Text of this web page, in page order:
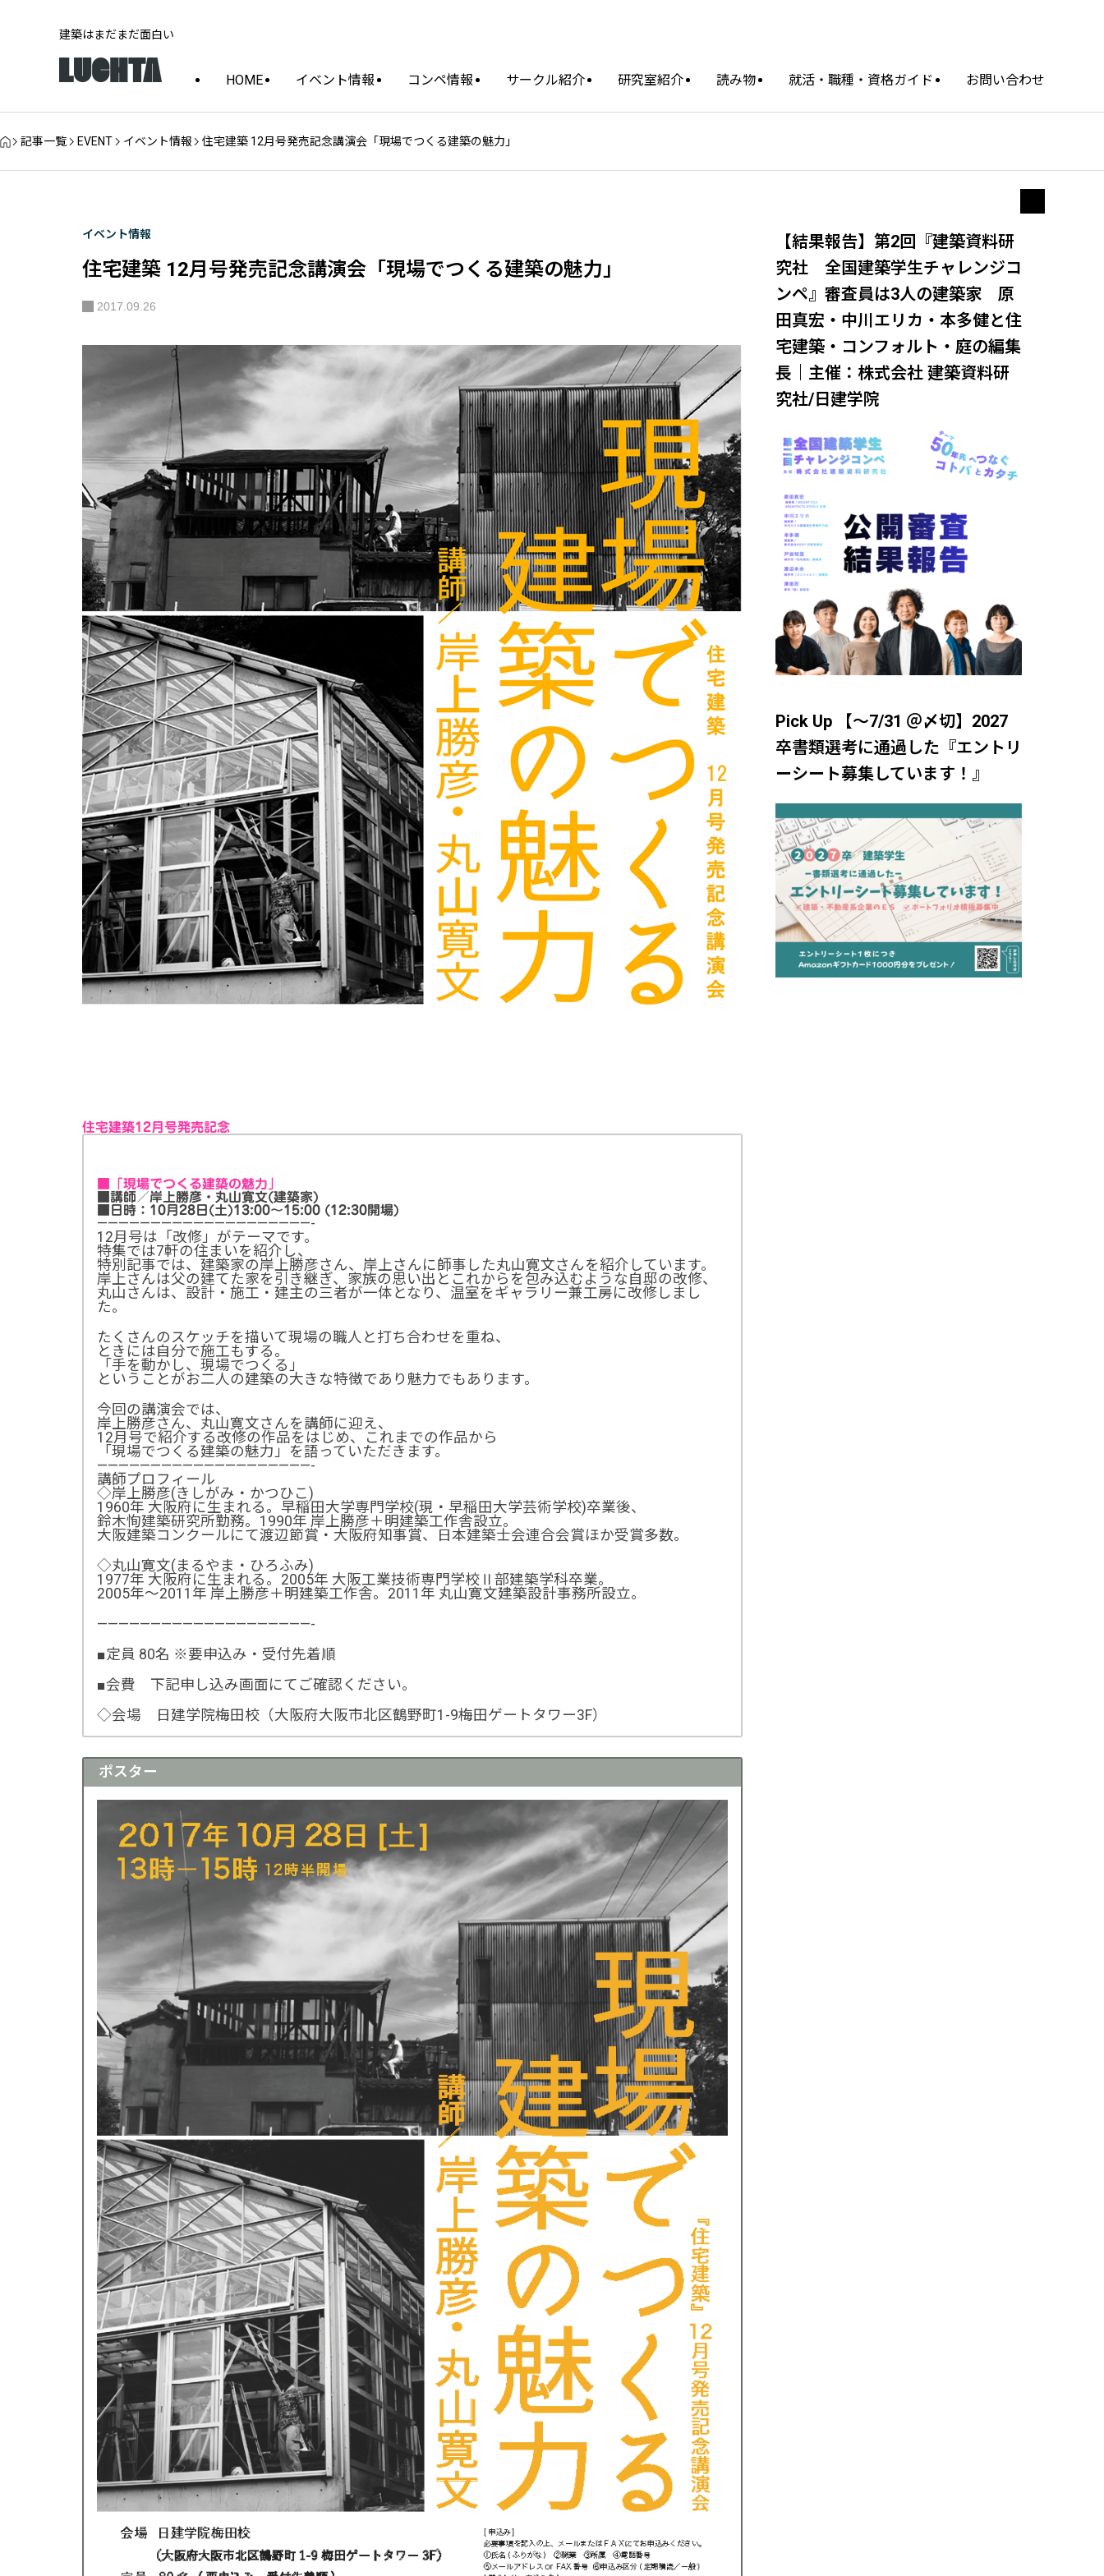
建築はまだまだ面白い
HOME イベント情報 コンペ情報 サークル紹介 研究室紹介 読み物 就活・職種・資格ガイド お問い合わせ
記事一覧 EVENT イベント情報 住宅建築 12月号発売記念講演会「現場でつくる建築の魅力」
イベント情報
住宅建築 12月号発売記念講演会「現場でつくる建築の魅力」
2017.09.26
住宅建築12月号発売記念
■「現場でつくる建築の魅力」
■講師／岸上勝彦・丸山寛文(建築家)
■日時：10月28日(土)13:00～15:00 (12:30開場)
————————————————————-
12月号は「改修」がテーマです。
特集では7軒の住まいを紹介し、
特別記事では、建築家の岸上勝彦さん、岸上さんに師事した丸山寛文さんを紹介しています。
岸上さんは父の建てた家を引き継ぎ、家族の思い出とこれからを包み込むような自邸の改修、
丸山さんは、設計・施工・建主の三者が一体となり、温室をギャラリー兼工房に改修しまし
た。
たくさんのスケッチを描いて現場の職人と打ち合わせを重ね、
ときには自分で施工もする。
「手を動かし、現場でつくる」
ということがお二人の建築の大きな特徴であり魅力でもあります。
今回の講演会では、
岸上勝彦さん、丸山寛文さんを講師に迎え、
12月号で紹介する改修の作品をはじめ、これまでの作品から
「現場でつくる建築の魅力」を語っていただきます。
————————————————————-
講師プロフィール
◇岸上勝彦(きしがみ・かつひこ)
1960年 大阪府に生まれる。早稲田大学専門学校(現・早稲田大学芸術学校)卒業後、
鈴木恂建築研究所勤務。1990年 岸上勝彦＋明建築工作舎設立。
大阪建築コンクールにて渡辺節賞・大阪府知事賞、日本建築士会連合会賞ほか受賞多数。
◇丸山寛文(まるやま・ひろふみ)
1977年 大阪府に生まれる。2005年 大阪工業技術専門学校Ⅱ部建築学科卒業。
2005年〜2011年 岸上勝彦＋明建築工作舎。2011年 丸山寛文建築設計事務所設立。
————————————————————-
■定員 80名 ※要申込み・受付先着順
■会費 下記申し込み画面にてご確認ください。
◇会場 日建学院梅田校（大阪府大阪市北区鶴野町1-9梅田ゲートタワー3F）
ポスター
【結果報告】第2回『建築資料研
究社 全国建築学生チャレンジコ
ンペ』審査員は3人の建築家 原
田真宏・中川エリカ・本多健と住
宅建築・コンフォルト・庭の編集
長｜主催：株式会社 建築資料研
究社/日建学院
Pick Up 【～7/31 ＠〆切】2027
卒書類選考に通過した『エントリ
ーシート募集しています！』